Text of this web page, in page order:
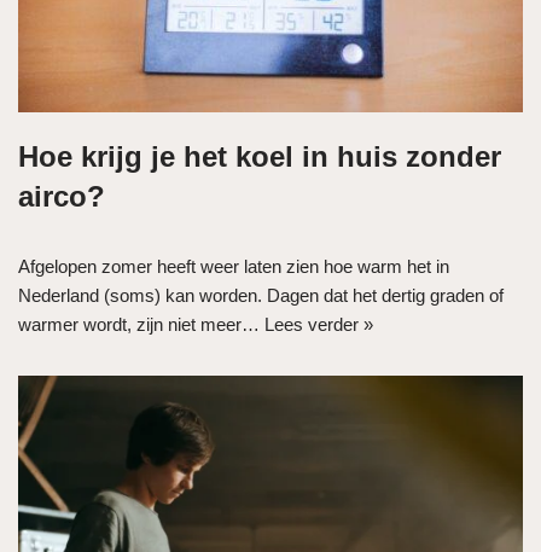
Hoe krijg je het koel in huis zonder
airco?
Afgelopen zomer heeft weer laten zien hoe warm het in
Nederland (soms) kan worden. Dagen dat het dertig graden of
warmer wordt, zijn niet meer… Lees verder »